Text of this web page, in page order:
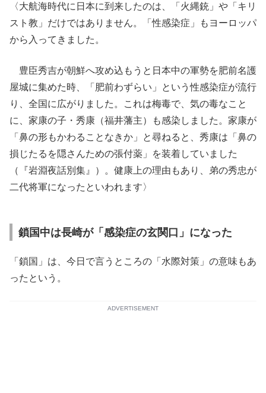
〈大航海時代に日本に到来したのは、「火縄銃」や「キリ
スト教」だけではありません。「性感染症」もヨーロッパ
から入ってきました。
豊臣秀吉が朝鮮へ攻め込もうと日本中の軍勢を肥前名護
屋城に集めた時、「肥前わずらい」という性感染症が流行
り、全国に広がりました。これは梅毒で、気の毒なこと
に、家康の子・秀康（福井藩主）も感染しました。家康が
「鼻の形もかわることなきか」と尋ねると、秀康は「鼻の
損じたるを隠さんための張付薬」を装着していました
（『岩淵夜話別集』）。健康上の理由もあり、弟の秀忠が
二代将軍になったといわれます〉
鎖国中は長崎が「感染症の玄関口」になった
「鎖国」は、今日で言うところの「水際対策」の意味もあ
ったという。
ADVERTISEMENT